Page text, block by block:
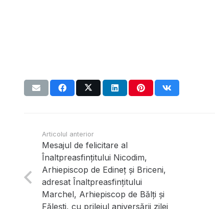
Articolul anterior
Mesajul de felicitare al
Înaltpreasfințitului Nicodim,
Arhiepiscop de Edineț și Briceni,
adresat Înaltpreasfințitului
Marchel, Arhiepiscop de Bălți și
Fălești, cu prilejul aniversării zilei